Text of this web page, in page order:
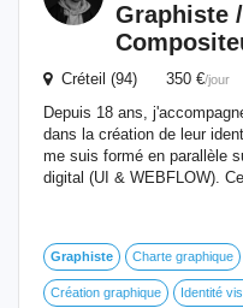
Graphiste
Créteil (94) 350 €/jour
Depuis 18 ans,
dans la création de leur
me suis formé en parallèle
digital (UI & WEBFLOW).
Graphiste Charte graphique
Création graphique Identité